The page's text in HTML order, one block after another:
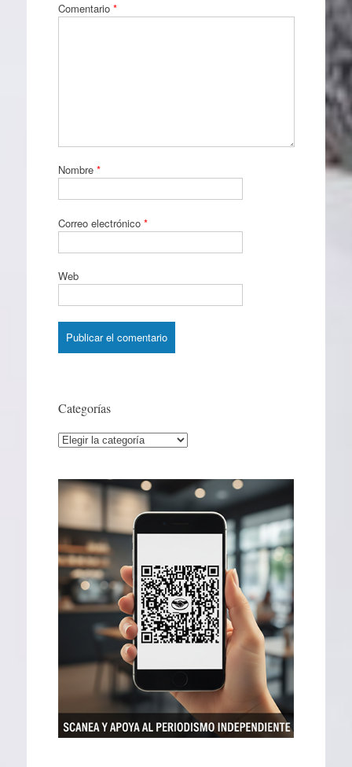
Comentario *
Nombre *
Correo electrónico *
Web
Categorías
Categorías